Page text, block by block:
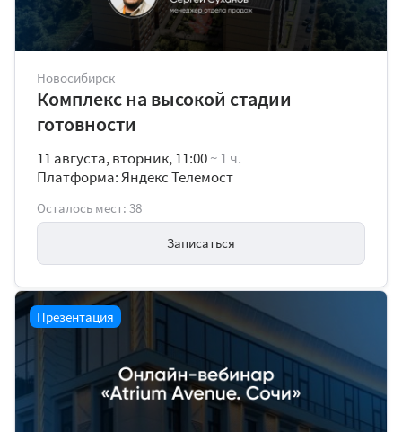
Новосибирск
Комплекс на высокой стадии
готовности
11 августа, вторник, 11:00~ 1 ч.
Платформа: Яндекс Телемост
Осталось мест: 38
Записаться
Презентация